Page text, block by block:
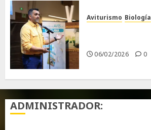
Aviturismo Biología
06/02/2026 0
ADMINISTRADOR: